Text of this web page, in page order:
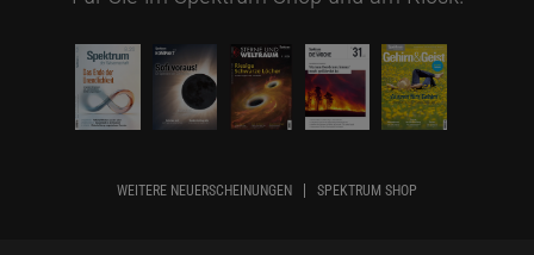
WEITERE NEUERSCHEINUNGEN SPEKTRUM SHOP